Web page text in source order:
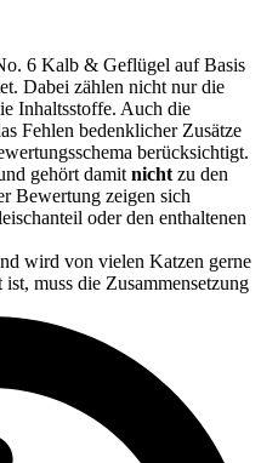
6 Kalb & Geflügel auf Basis
Dabei zählen nicht nur die
Inhaltsstoffe. Auch die
Fehlen bedenklicher Zusätze
berücksichtigt.
gehört damit nicht zu den
Bewertung zeigen sich
oder den enthaltenen
wird von vielen Katzen gerne
muss die Zusammensetzung